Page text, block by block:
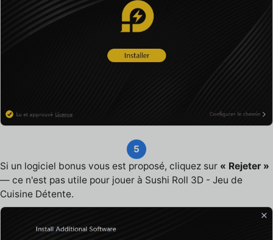
5
Si un logiciel bonus vous est proposé, cliquez sur « Rejeter »
— ce n'est pas utile pour jouer à Sushi Roll 3D - Jeu de
Cuisine Détente.